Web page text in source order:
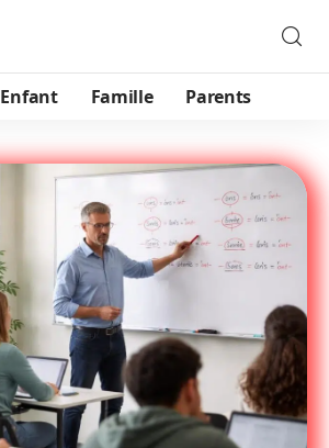
Enfant Famille Parents